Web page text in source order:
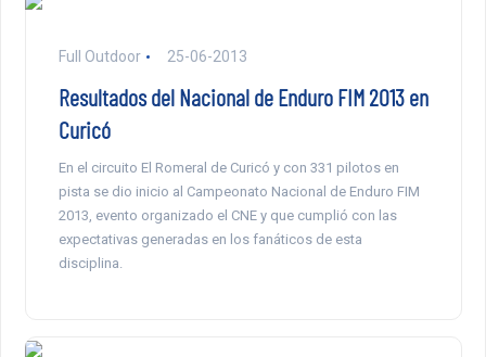
Full Outdoor 25-06-2013
Resultados del Nacional de Enduro FIM 2013 en
Curicó
En el circuito El Romeral de Curicó y con 331 pilotos en
pista se dio inicio al Campeonato Nacional de Enduro FIM
2013, evento organizado el CNE y que cumplió con las
expectativas generadas en los fanáticos de esta
disciplina.